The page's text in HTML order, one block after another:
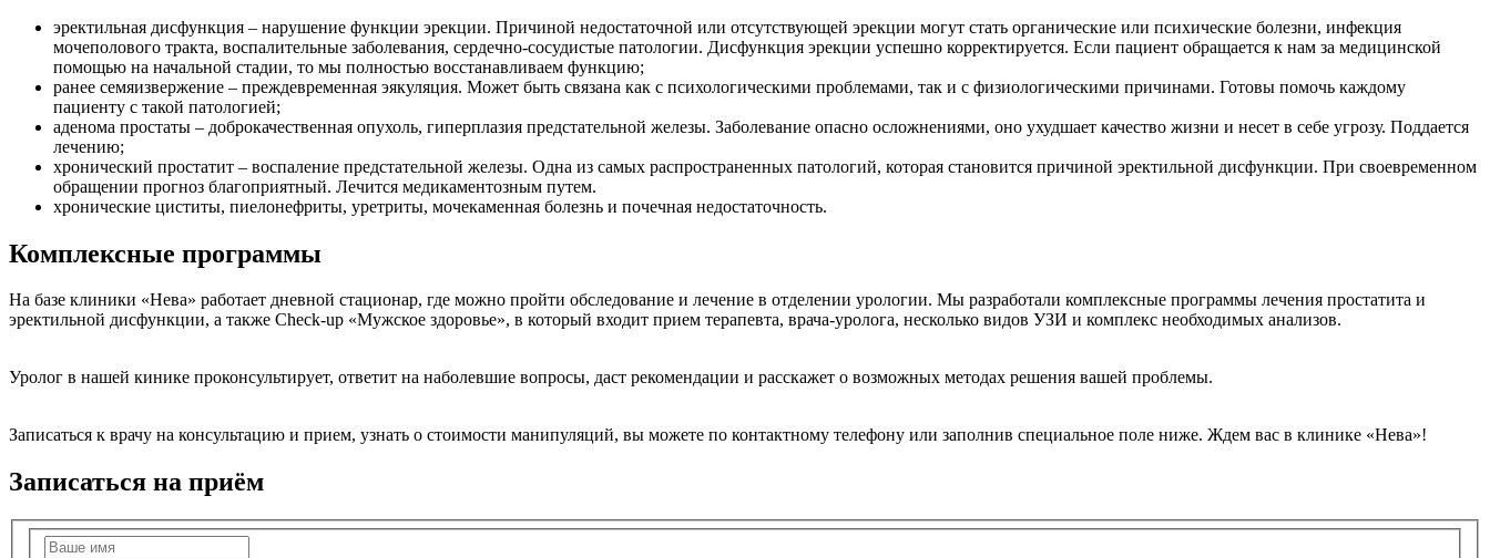
эректильная дисфункция – нарушение функции эрекции. Причиной недостаточной или отсутствующей эрекции могут стать органические или психические болезни, инфекция
мочеполового тракта, воспалительные заболевания, сердечно-сосудистые патологии. Дисфункция эрекции успешно корректируется. Если пациент обращается к нам за медицинской
помощью на начальной стадии, то мы полностью восстанавливаем функцию;
ранее семяизвержение – преждевременная эякуляция. Может быть связана как с психологическими проблемами, так и с физиологическими причинами. Готовы помочь каждому
пациенту с такой патологией;
аденома простаты – доброкачественная опухоль, гиперплазия предстательной железы. Заболевание опасно осложнениями, оно ухудшает качество жизни и несет в себе угрозу. Поддается
лечению;
хронический простатит – воспаление предстательной железы. Одна из самых распространенных патологий, которая становится причиной эректильной дисфункции. При своевременном
обращении прогноз благоприятный. Лечится медикаментозным путем.
хронические циститы, пиелонефриты, уретриты, мочекаменная болезнь и почечная недостаточность.
Комплексные программы
На базе клиники «Нева» работает дневной стационар, где можно пройти обследование и лечение в отделении урологии. Мы разработали комплексные программы лечения простатита и
эректильной дисфункции, а также Check-up «Мужское здоровье», в который входит прием терапевта, врача-уролога, несколько видов УЗИ и комплекс необходимых анализов.
Уролог в нашей кинике проконсультирует, ответит на наболевшие вопросы, даст рекомендации и расскажет о возможных методах решения вашей проблемы.
Записаться к врачу на консультацию и прием, узнать о стоимости манипуляций, вы можете по контактному телефону или заполнив специальное поле ниже. Ждем вас в клинике «Нева»!
Записаться на приём